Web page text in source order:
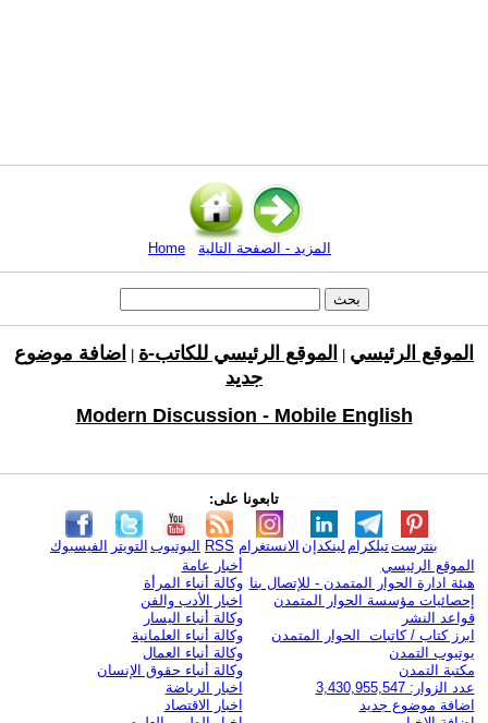
Home المزيد - الصفحة التالية
الموقع الرئيسي الموقع الرئيسي للكاتب-ة
اضافة موضوع
جديد
Modern Discussion - Mobile English
تابعونا على:
الفيسبوك التويتر اليوتيوب RSS الانستغرام لينكدإن تيلكرامبنترست
الموقع الرئيسي
هيئة ادارة الحوار المتمدن - للإتصال بنا
إحصائيات مؤسسة الحوار المتمدن
قواعد النشر
ابرز كتاب / كاتبات الحوار المتمدن
يوتيوب التمدن
مكتبة التمدن
عدد الزوار: 3,430,955,547
اضافة موضوع جديد
أخبار عامة
وكالة أنباء المرأة
اخبار الأدب والفن
وكالة أنباء اليسار
وكالة أنباء العلمانية
وكالة أنباء العمال
وكالة أنباء حقوق الإنسان
اخبار الرياضة
اخبار الاقتصاد